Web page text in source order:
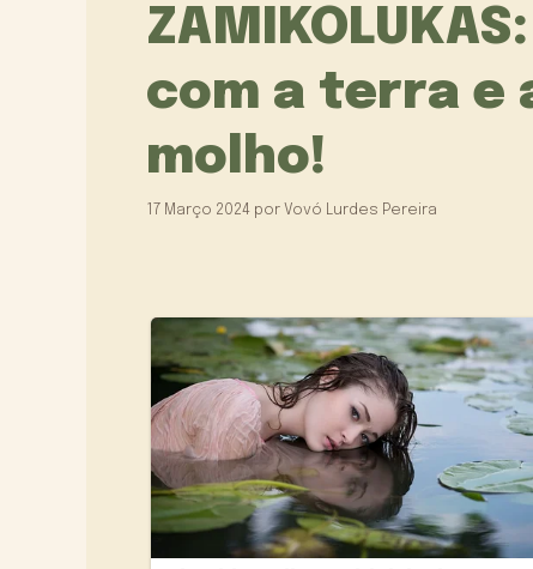
com a terra e
molho!
17 Março 2024 por Vovó Lurdes Pereira